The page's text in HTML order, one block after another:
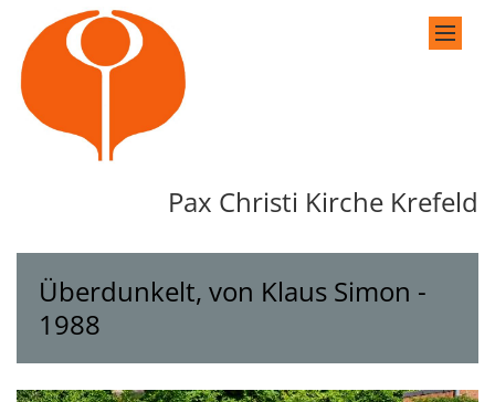
Zum Inhalt springen
Pax Christi Kirche Krefeld
Überdunkelt, von Klaus Simon -
1988